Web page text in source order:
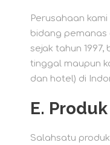
Perusahaan
bidang
sejak tahun
tinggal maupun
dan hotel) di
E.
Salahsatu